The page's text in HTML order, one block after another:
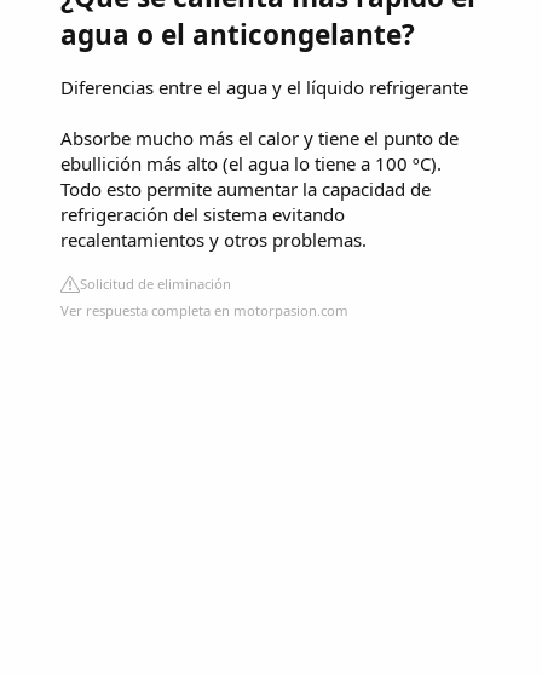
agua o el anticongelante?
Diferencias entre el agua y el líquido refrigerante
Absorbe mucho más el calor y tiene el punto de
ebullición más alto (el agua lo tiene a 100 ºC).
Todo esto permite aumentar la capacidad de
refrigeración del sistema evitando
recalentamientos y otros problemas.
Solicitud de eliminación
Ver respuesta completa en motorpasion.com